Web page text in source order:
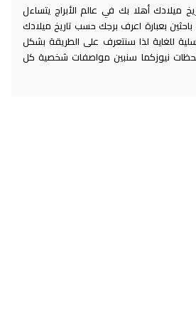
ميلادك أهلا بك في عالم الأبراج يتساءل
باحثين بعبارة اعرف برجك حسب تاريخ ميلادك
للغاية لذا سنتعرف على الطريقة بشكل
نيوزكما سنبين مواصفات شخصية كل